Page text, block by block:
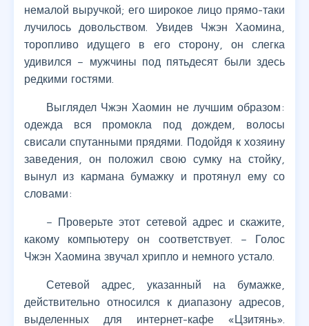
немалой выручкой; его широкое лицо прямо-таки
лучилось довольством. Увидев Чжэн Хаомина,
торопливо идущего в его сторону, он слегка
удивился – мужчины под пятьдесят были здесь
редкими гостями.
Выглядел Чжэн Хаомин не лучшим образом:
одежда вся промокла под дождем, волосы
свисали спутанными прядями. Подойдя к хозяину
заведения, он положил свою сумку на стойку,
вынул из кармана бумажку и протянул ему со
словами:
– Проверьте этот сетевой адрес и скажите,
какому компьютеру он соответствует. – Голос
Чжэн Хаомина звучал хрипло и немного устало.
Сетевой адрес, указанный на бумажке,
действительно относился к диапазону адресов,
выделенных для интернет-кафе «Цзитянь».